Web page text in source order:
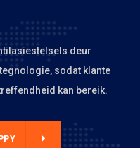
deur
sodat klante
kan bereik.